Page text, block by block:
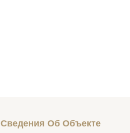
Сведения Об Объекте